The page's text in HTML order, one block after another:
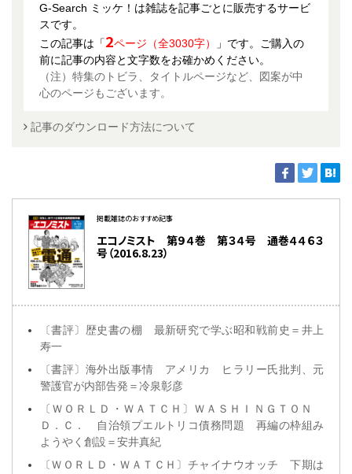
G-Search ミッケ！は雑誌を記事ごとに販売するサービ
スです。
この記事は「2ページ（全3030字）
」です。ご購入の
前に記事の内容と文字数をお確かめください。
（注）特集のトビラ、タイトルページなど、図案が中
心のページもございます。
記事のダウンロード方法について
掲載雑誌のおすすめ記事
エコノミスト 第９４巻 第３４号 通巻４４６３
号（2016.8.23）
〔書評〕歴史書の棚 最新研究で学ぶ昭和戦前史＝井上
寿一
〔書評〕海外出版事情 アメリカ ヒラリー氏批判、元
警護官が内部告発＝冷泉彰彦
〔ＷＯＲＬＤ・ＷＡＴＣＨ〕ＷＡＳＨＩＮＧＴＯＮ
Ｄ．Ｃ． 自治領プエルトリコ債務問題 再編の枠組み
ようやく創設＝安井真紀
〔ＷＯＲＬＤ・ＷＡＴＣＨ〕チャイナウオッチ 下期は